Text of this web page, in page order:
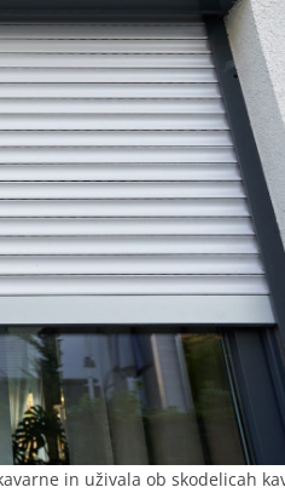
in uživala ob skodelicah